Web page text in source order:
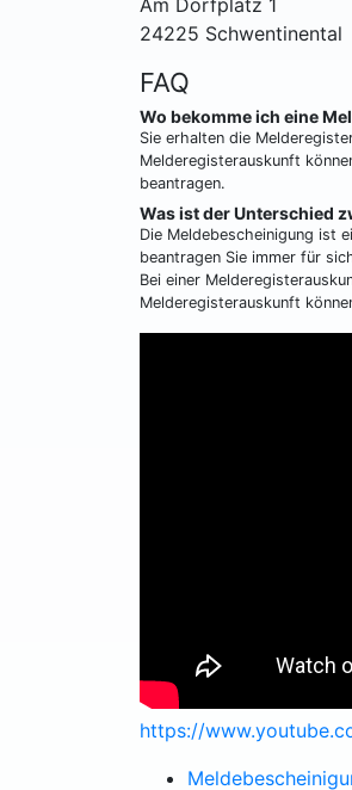
Am Dorfplatz 1
24225 Schwentinental
FAQ
Wo bekomme ich eine
Sie erhalten die
Melderegisterauskunft
beantragen.
Was ist der Unterschied
Die Meldebescheinigung ist
beantragen Sie immer für
Bei einer
Melderegisterauskunft
https://